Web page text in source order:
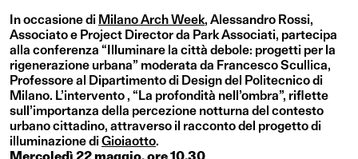
In occasione di Milano Arch Week, Alessandro Rossi,
Associato e Project Director da Park Associati, partecipa
alla conferenza “Illuminare la città debole: progetti per la
rigenerazione urbana” moderata da Francesco Scullica,
Professore al Dipartimento di Design del Politecnico di
Milano. L’intervento , “La profondità nell’ombra”, riflette
sull’importanza della percezione notturna del contesto
urbano cittadino, attraverso il racconto del progetto di
illuminazione diGioiaotto.